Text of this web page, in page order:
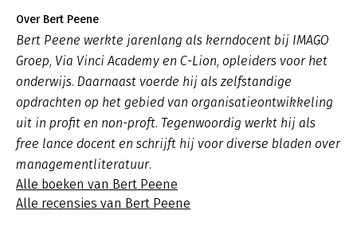
Over Bert Peene
Bert Peene werkte jarenlang als kerndocent bij IMAGO
Groep, Via Vinci Academy en C-Lion, opleiders voor het
onderwijs. Daarnaast voerde hij als zelfstandige
opdrachten op het gebied van organisatieontwikkeling
uit in profit en non-proft. Tegenwoordig werkt hij als
free lance docent en schrijft hij voor diverse bladen over
managementliteratuur.
Alle boeken van Bert Peene
Alle recensies van Bert Peene